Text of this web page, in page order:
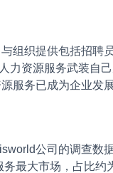
组织提供包括招聘
资源服务武装自己
服务已成为企业发
公司的调查数
最大市场，占比约